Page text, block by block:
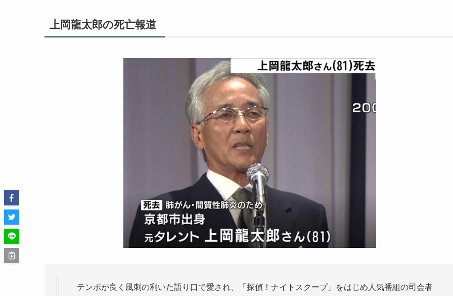
上岡龍太郎の死亡報道
テンポが良く風刺の利いた語り口で愛され、「探偵！ナイトスクープ」をはじめ人気番組の司会者